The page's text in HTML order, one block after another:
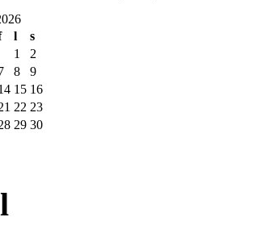
l s
1
2
8
9
15 16
22 23
29 30